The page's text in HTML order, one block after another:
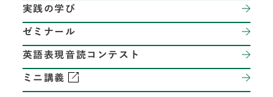
実践の学び
ゼミナール
英語表現音読コンテスト
ミニ講義